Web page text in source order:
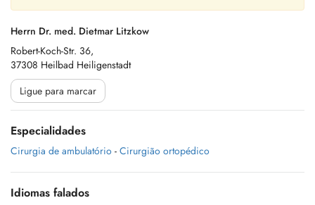
Herrn Dr. med. Dietmar Litzkow
Robert-Koch-Str. 36,
37308 Heilbad Heiligenstadt
Ligue para marcar
Especialidades
Cirurgia de ambulatório - Cirurgião ortopédico
Idiomas falados